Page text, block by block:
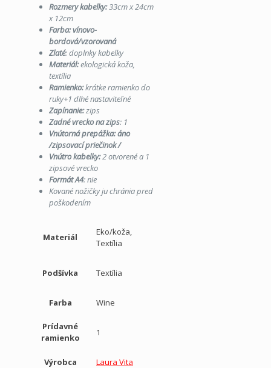
Rozmery kabelky:33cm x 24cm
x 12cm
Farba: vínovo-
bordová/vzorovaná
Zlaté: doplnky kabelky
Materiál:ekologická koža,
textília
Ramienko:krátke ramienko do
ruky+1 dlhé nastaviteľné
Zapínanie:zips
Zadné vrecko na zips: 1
Vnútorná prepážka: áno
/zipsovací priečinok /
Vnútro kabelky:2otvorené a 1
zipsové vrecko
Formát A4: nie
Kované nožičky ju chránia pred
poškodením
Materiál
Eko/koža,
Textília
Podšívka Textília
Farba Wine
Prídavné
ramienko
1
Výrobca Laura Vita